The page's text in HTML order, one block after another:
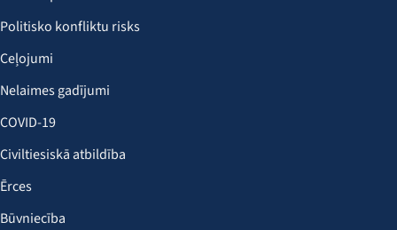
Politisko konfliktu risks
Ceļojumi
Nelaimes gadījumi
COVID-19
Civiltiesiskā atbildība
Ērces
Būvniecība